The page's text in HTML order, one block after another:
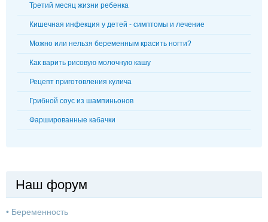
Третий месяц жизни ребенка
Кишечная инфекция у детей - симптомы и лечение
Можно или нельзя беременным красить ногти?
Как варить рисовую молочную кашу
Рецепт приготовления кулича
Грибной соус из шампиньонов
Фаршированные кабачки
Наш форум
• Беременность